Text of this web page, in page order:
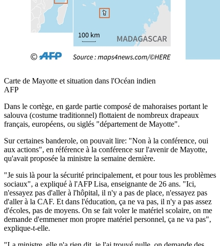
Carte de Mayotte et situation dans l'Océan indien
AFP
Dans le cortège, en garde partie composé de mahoraises portant le
salouva (costume traditionnel) flottaient de nombreux drapeaux
français, européens, ou siglés "département de Mayotte".
Sur certaines banderole, on pouvait lire: "Non à la conférence, oui
aux actions", en référence à la conférence sur l'avenir de Mayotte,
qu'avait proposée la ministre la semaine dernière.
"Je suis là pour la sécurité principalement, et pour tous les problèmes
sociaux", a expliqué à l'AFP Lisa, enseignante de 26 ans. "Ici,
n'essayez pas d'aller à l'hôpital, il n'y a pas de place, n'essayez pas
d'aller à la CAF. Et dans l'éducation, ça ne va pas, il n'y a pas assez
d'écoles, pas de moyens. On se fait voler le matériel scolaire, on me
demande d'emmener mon propre matériel personnel, ça ne va pas",
explique-t-elle.